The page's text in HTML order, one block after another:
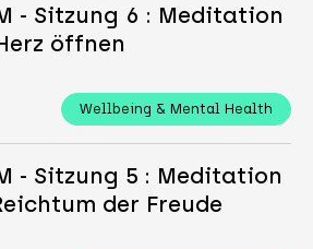
- Sitzung 6 : Meditation
öffnen
Wellbeing & Mental Health
- Sitzung 5 : Meditation
der Freude